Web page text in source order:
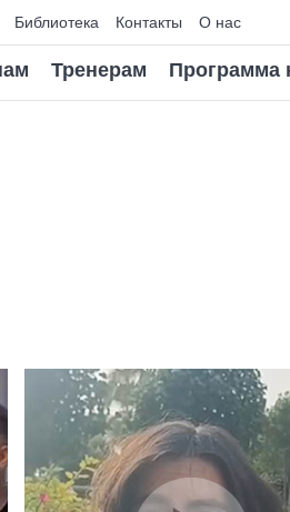
Библиотека Контакты О нас
Тренерам Программа